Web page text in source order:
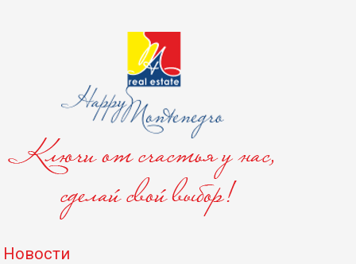
Новости